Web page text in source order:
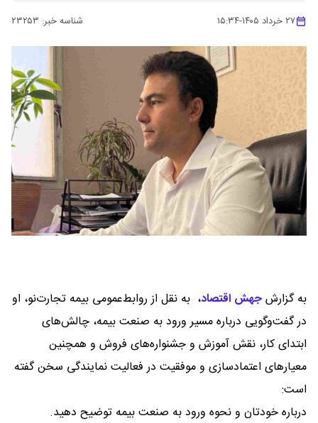
۲۷ خرداد ۱۴۰۵ -۱۵:۳۴ شناسه خبر: ۲۳۲۵۳
به گزارشجهش اقتصاد، به نقل از روابط‌عمومی بیمه تجارت‌نو، او
در گفت‌وگویی درباره مسیر ورود به صنعت بیمه، چالش‌های
ابتدای کار، نقش آموزش و جشنواره‌های فروش و همچنین
معیارهای اعتمادسازی و موفقیت در فعالیت نمایندگی سخن گفته
است:
درباره خودتان و نحوه ورود به صنعت بیمه توضیح دهید.